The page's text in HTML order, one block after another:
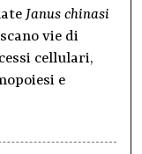
Janus chinasi
vie di
cellulari,
e